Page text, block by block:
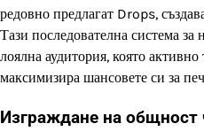
редовно предлагат Drops,
Тази последователна система
лоялна аудитория, която
максимизира шансовете си за
Изграждане на общност